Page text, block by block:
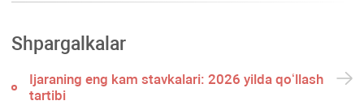
Shpargalkalar
Ijaraning eng kam stavkalari: 2026 yilda qoʻllash
tartibi